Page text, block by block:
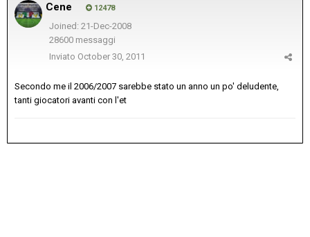
Cene 12478
Joined: 21-Dec-2008
28600 messaggi
Inviato October 30, 2011
Secondo me il 2006/2007 sarebbe stato un anno un po' deludente,
tanti giocatori avanti con l'et